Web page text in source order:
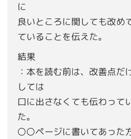
に
良いところに関しても改め
ていることを伝えた。
結果
：本を読む前は、改善点だ
しては
口に出さなくても伝わって
た。
〇〇ページに書いてあった